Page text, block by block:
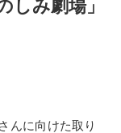
み劇場」
んに向けた取り